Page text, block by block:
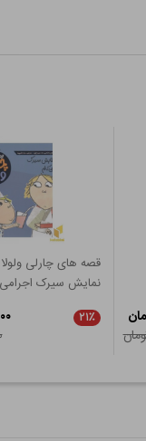
نمایش سیرک
۲۱٪